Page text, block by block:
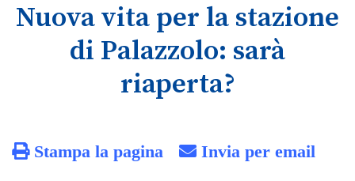
Nuova vita per la stazione
di Palazzolo: sarà
riaperta?
Stampa la pagina Invia per email